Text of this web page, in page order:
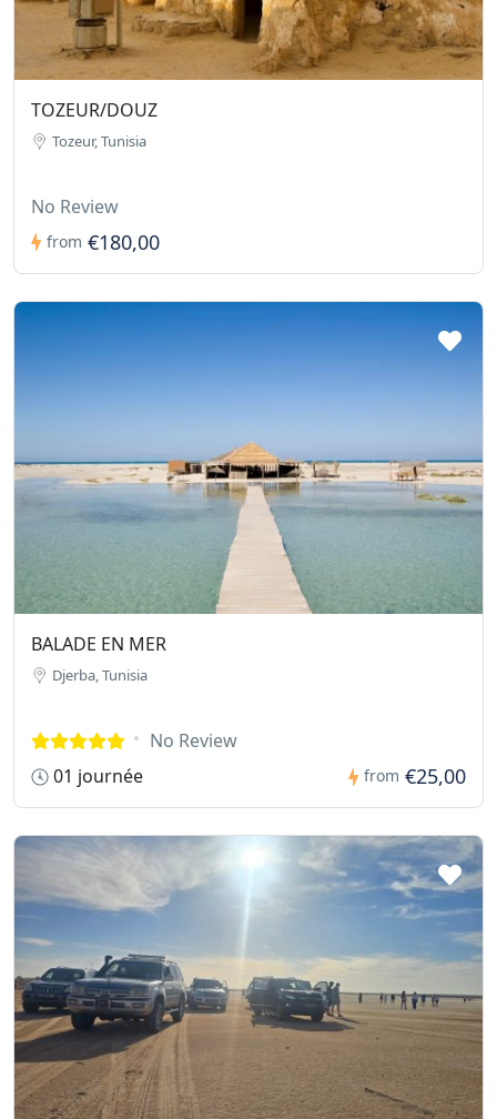
TOZEUR/DOUZ
Tozeur, Tunisia
No Review
from €180,00
BALADE EN MER
Djerba, Tunisia
No Review
01 journée
from €25,00